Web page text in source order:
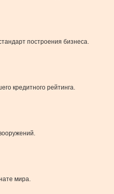
построения бизнеса.
кредитного рейтинга.
мира.